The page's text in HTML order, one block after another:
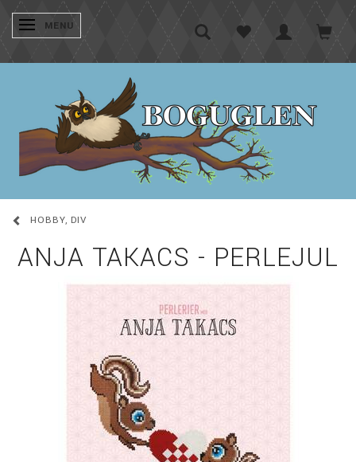
SKIFTE NAVIGATION
MENU
HOBBY, DIV
ANJA TAKACS - PERLEJUL